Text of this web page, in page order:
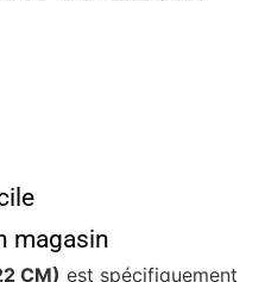
magasin
CM) est spécifiquement